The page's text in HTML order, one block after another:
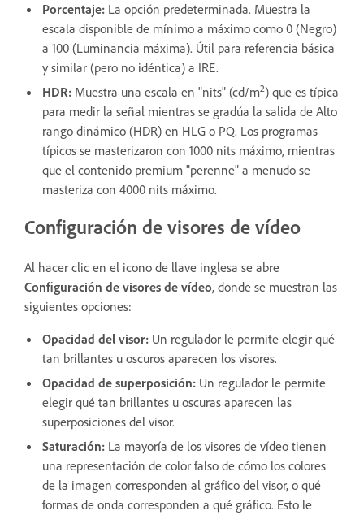
Porcentaje: La opción predeterminada. Muestra la
escala disponible de mínimo a máximo como 0 (Negro)
a 100 (Luminancia máxima). Útil para referencia básica
y similar (pero no idéntica) a IRE.
HDR: Muestra una escala en "nits" (cd/m2) que es típica
para medir la señal mientras se gradúa la salida de Alto
rango dinámico (HDR) en HLG o PQ. Los programas
típicos se masterizaron con 1000 nits máximo, mientras
que el contenido premium "perenne" a menudo se
masteriza con 4000 nits máximo.
Configuración de visores de vídeo
Al hacer clic en el icono de llave inglesa se abre
Configuración de visores de vídeo, donde se muestran las
siguientes opciones:
Opacidad del visor: Un regulador le permite elegir qué
tan brillantes u oscuros aparecen los visores.
Opacidad de superposición: Un regulador le permite
elegir qué tan brillantes u oscuras aparecen las
superposiciones del visor.
Saturación: La mayoría de los visores de vídeo tienen
una representación de color falso de cómo los colores
de la imagen corresponden al gráfico del visor, o qué
formas de onda corresponden a qué gráfico. Esto le